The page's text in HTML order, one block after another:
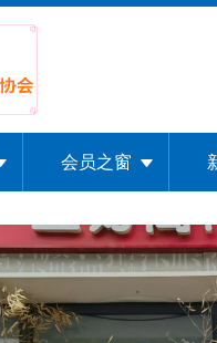
会员之窗